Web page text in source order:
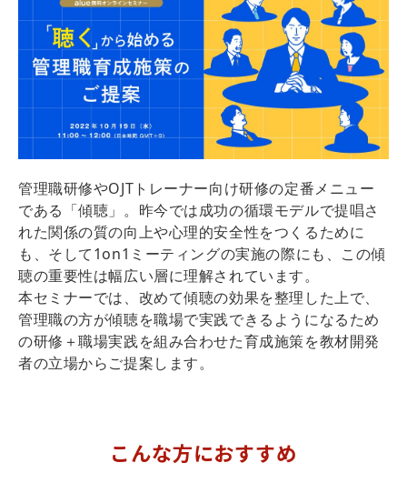
管理職研修やOJTトレーナー向け研修の定番メニュー
である「傾聴」。昨今では成功の循環モデルで提唱さ
れた関係の質の向上や心理的安全性をつくるために
も、そして1on1ミーティングの実施の際にも、この傾
聴の重要性は幅広い層に理解されています。
本セミナーでは、改めて傾聴の効果を整理した上で、
管理職の方が傾聴を職場で実践できるようになるため
の研修＋職場実践を組み合わせた育成施策を教材開発
者の立場からご提案します。
こんな方におすすめ